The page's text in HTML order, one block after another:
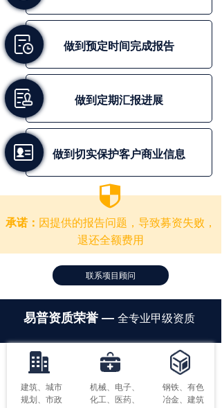
易普资质荣誉 — 全专业甲级资质
钢铁、有色
冶金、建筑
建筑、 城市
规划、 市政
机械、电子、
化工、医药、
做到预定时间完成报告
做到切实保护客户商业信息
做到定期汇报进展
承诺： 因提供的报告问题，导致募资失败，
退还全额费用
联系项目顾问
뀘